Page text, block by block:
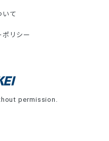
いて
ポリシー
permission.